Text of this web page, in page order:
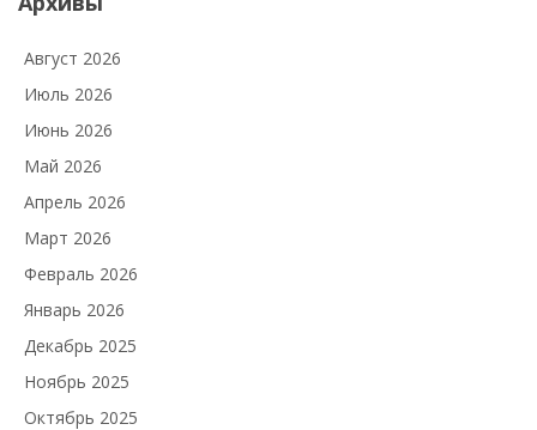
Август 2026
Июль 2026
Июнь 2026
Май 2026
Апрель 2026
Март 2026
Февраль 2026
Январь 2026
Декабрь 2025
Ноябрь 2025
Октябрь 2025